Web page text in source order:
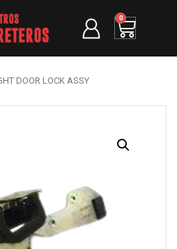
0
DOOR LOCK ASSY